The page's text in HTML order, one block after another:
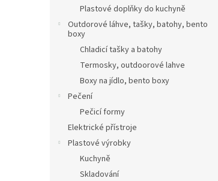
Plastové doplňky do kuchyně
Outdorové láhve, tašky, batohy, bento
boxy
Chladicí tašky a batohy
Termosky, outdoorové lahve
Boxy na jídlo, bento boxy
Pečení
Pečicí formy
Elektrické přístroje
Plastové výrobky
Kuchyně
Skladování